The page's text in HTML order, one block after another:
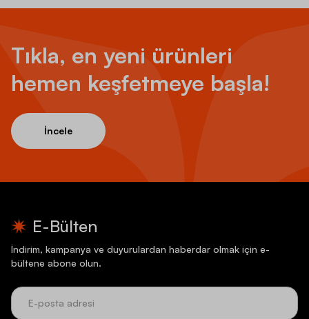
Tıkla, en yeni ürünleri
hemen keşfetmeye başla!
İncele
E-Bülten
İndirim, kampanya ve duyurulardan haberdar olmak için e-
bültene abone olun.